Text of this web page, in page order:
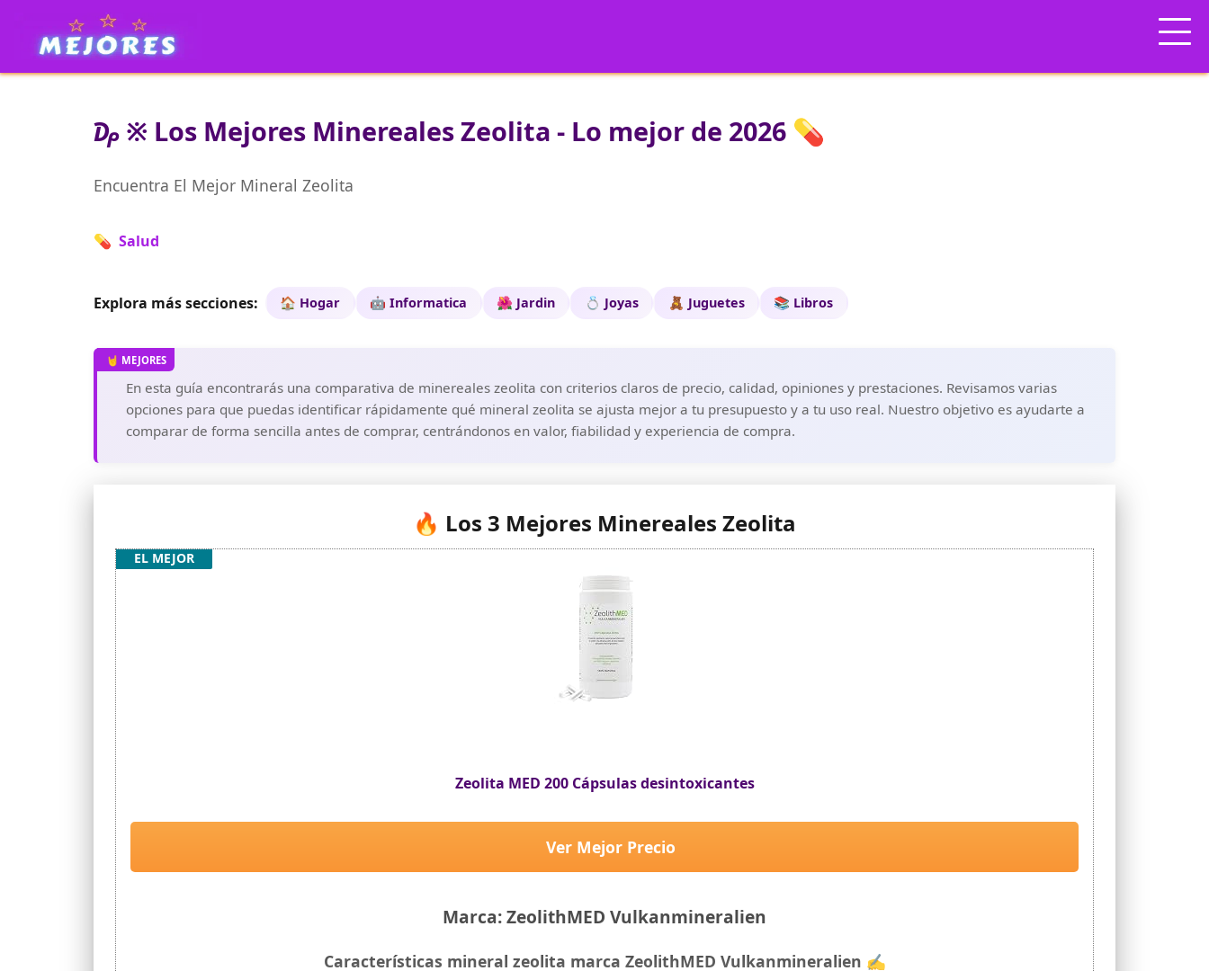
₯ ※ Los Mejores Minereales Zeolita - Lo mejor de 2026 💊
Encuentra El Mejor Mineral Zeolita
💊 Salud
Explora más secciones: 🏠 Hogar 🤖 Informatica 🌺 Jardin 💍 Joyas 🧸 Juguetes 📚 Libros
En esta guía encontrarás una comparativa de minereales zeolita con criterios claros de precio, calidad, opiniones y prestaciones. Revisamos varias
opciones para que puedas identificar rápidamente qué mineral zeolita se ajusta mejor a tu presupuesto y a tu uso real. Nuestro objetivo es ayudarte a
comparar de forma sencilla antes de comprar, centrándonos en valor, fiabilidad y experiencia de compra.
🔥 Los 3 Mejores Minereales Zeolita
Zeolita MED 200 Cápsulas desintoxicantes
Marca: ZeolithMED Vulkanmineralien
Ver Mejor Precio
EL MEJOR
Características mineral zeolita marca ZeolithMED Vulkanmineralien ✍